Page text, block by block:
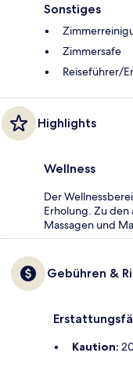
Sonstiges
Zimmersafe
Reiseführer/
Highlights
Wellness
Der
Erholung. Zu
Massagen und
Gebühren &
Kaution: